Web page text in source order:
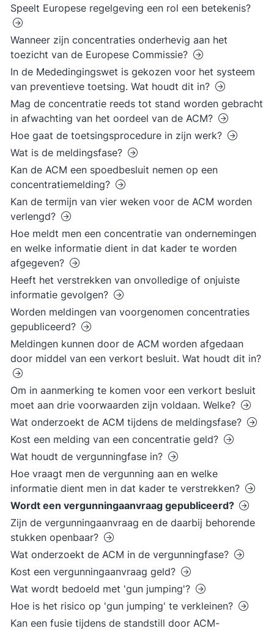
Speelt Europese regelgeving een rol een betekenis?
Wanneer zijn concentraties onderhevig aan het
toezicht van de Europese Commissie?
In de Mededingingswet is gekozen voor het systeem
van preventieve toetsing. Wat houdt dit in?
Mag de concentratie reeds tot stand worden gebracht
in afwachting van het oordeel van de ACM?
Hoe gaat de toetsingsprocedure in zijn werk?
Wat is de meldingsfase?
Kan de ACM een spoedbesluit nemen op een
concentratiemelding?
Kan de termijn van vier weken voor de ACM worden
verlengd?
Hoe meldt men een concentratie van ondernemingen
en welke informatie dient in dat kader te worden
afgegeven?
Heeft het verstrekken van onvolledige of onjuiste
informatie gevolgen?
Worden meldingen van voorgenomen concentraties
gepubliceerd?
Meldingen kunnen door de ACM worden afgedaan
door middel van een verkort besluit. Wat houdt dit in?
Om in aanmerking te komen voor een verkort besluit
moet aan drie voorwaarden zijn voldaan. Welke?
Wat onderzoekt de ACM tijdens de meldingsfase?
Kost een melding van een concentratie geld?
Wat houdt de vergunningfase in?
Hoe vraagt men de vergunning aan en welke
informatie dient men in dat kader te verstrekken?
Wordt een vergunningaanvraag gepubliceerd?
Zijn de vergunningaanvraag en de daarbij behorende
stukken openbaar?
Wat onderzoekt de ACM in de vergunningfase?
Kost een vergunningaanvraag geld?
Wat wordt bedoeld met 'gun jumping'?
Hoe is het risico op 'gun jumping' te verkleinen?
Kan een fusie tijdens de standstill door ACM-